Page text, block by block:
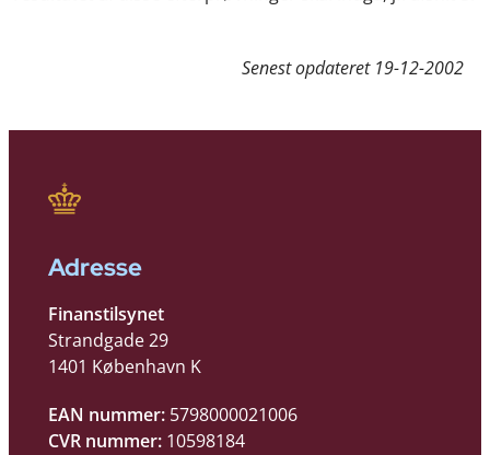
Senest opdateret 19-12-2002
Adresse
Finanstilsynet
Strandgade 29
1401 København K
EAN nummer: 5798000021006
CVR nummer: 10598184